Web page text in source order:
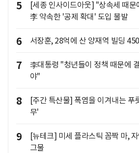
5
[세종 인사이드아웃] "상속세 때
李 약속한 '공제 확대' 도입 불발
6 서장훈, 28억에 산 양재역 빌딩
7
李대통령 "청년들이 정책 때문에
야"
8
[주간 특산물] 폭염을 이겨내는
무'
9
[뉴테크] 미세 플라스틱 꼼짝 마,
그물